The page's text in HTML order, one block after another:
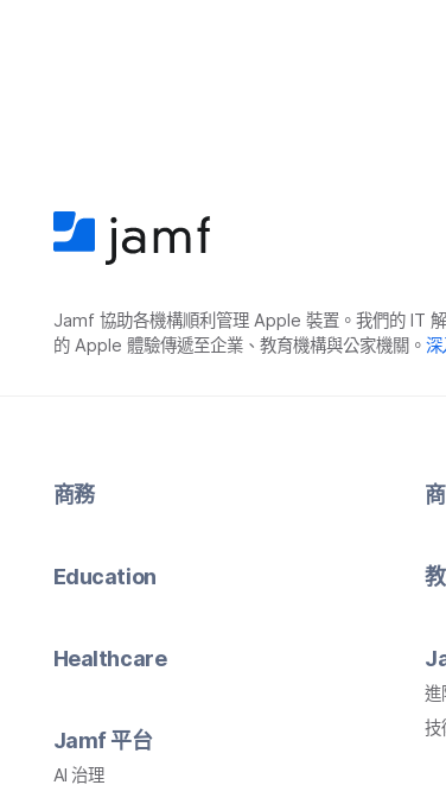
Jamf 協助​各​機構​順利​管理Apple 裝置。​我們​的IT
的Apple 體驗​傳遞​至​企業、​教育​機構​與​公家​機關。 深
商務
Education
Healthcare
Jamf平​台
AI治理
進
技